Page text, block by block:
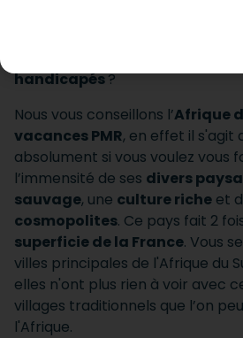
lieu de
handicapés?
Nous vous conseillons l’Afrique
vacances PMR, en effet il s'agit
absolument si vous voulez vous
l’immensité de ses divers
sauvage, une culture riche et
cosmopolites. Ce pays fait 2
superficie de la France. Vous
villes principales de l'Afrique du
elles n'ont plus rien à voir avec
villages traditionnels que l’on
l'Afrique.